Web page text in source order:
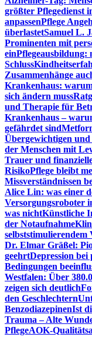
größter Pflegedienst
anpassenPflege
überlastetSamuel L.
Prominenten mit
einPflegeausbildung:
Schluss
Zusammenhänge
Krankenhaus:
sich ändern muss
und Therapie für
Krankenhaus –
gefährdet sind
Übergewichtigen und
der Menschen mit
Trauer und
RisikoPflege bleibt
Missverständnissen
Alice Lin: was einer
Versorgungsroboter
was nichtKünstliche
der Notaufnahme
selbststimulierendem
Dr. Elmar Gräßel:
geehrtDepression bei
Bedingungen
Westfalen: Über
zeigen sich deutlich
den Geschlechtern
BenzodiazepinenIst
Trauma – Alte
PflegeAOK-